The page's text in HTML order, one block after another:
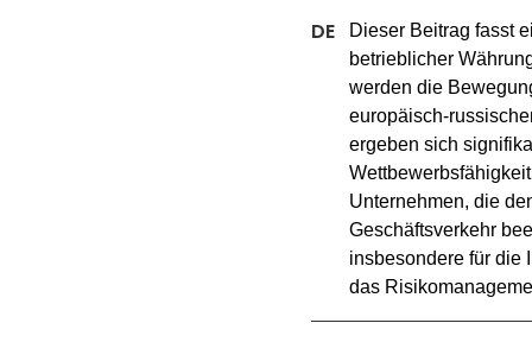
Dieser Beitrag fasst
betrieblicher
werden die
europäisch-
ergeben sich
Unternehmen, die
Geschäftsverkehr
insbesondere für die
das